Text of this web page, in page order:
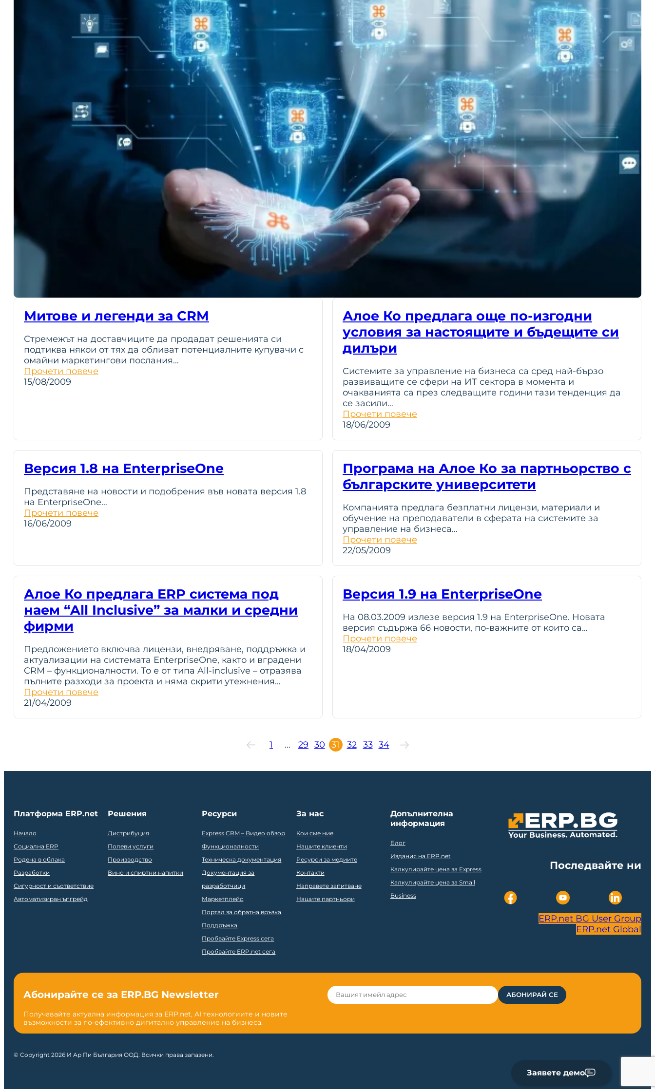
Каква е разликата между популярните
AI системи и истинските AI агенти за
бизнеса?
Изкуственият интелект е полезен за бизнеса само когато
познава контекста, работи с реални данни и спазва правилата
на организацията. Затова бъдещето не е в универсалния AI, а в
AI агенти, интегрирани в самата система за управление.
Прочети повече
20/03/2026
Митове и легенди за CRM
Стремежът на доставчиците да продадат решенията си
подтиква някои от тях да обливат потенциалните купувачи с
омайни маркетингови послания…
Прочети повече
15/08/2009
Алое Ко предлага още по-изгодни
условия за настоящите и бъдещите си
дилъри
Системите за управление на бизнеса са сред най-бързо
развиващите се сфери на ИТ сектора в момента и
очакванията са през следващите години тази тенденция да
се засили…
Прочети повече
18/06/2009
Версия 1.8 на EnterpriseOne
Представяне на новости и подобрения във новата версия 1.8
на EnterpriseOne…
Прочети повече
16/06/2009
Програма на Алое Ко за партньорство с
българските университети
Компанията предлага безплатни лицензи, материали и
обучение на преподаватели в сферата на системите за
управление на бизнеса…
Прочети повече
22/05/2009
Алое Ко предлага ERP система под
наем “All Inclusive” за малки и средни
фирми
Предложението включва лицензи, внедряване, поддръжка и
актуализации на системата EnterpriseOne, както и вградени
CRM – функционалности. То е от типа All-inclusive – отразява
пълните разходи за проекта и няма скрити утежнения…
Прочети повече
21/04/2009
Версия 1.9 на EnterpriseOne
На 08.03.2009 излезе версия 1.9 на EnterpriseOne. Новата
версия съдържа 66 новости, по-важните от които са…
Прочети повече
18/04/2009
1 … 29 30 31 32 33 34
Платформа ERP.net
Начало
Социална ERP
Родена в облака
Разработки
Сигурност и съответствие
Автоматизиран ъпгрейд
Решения
Дистрибуция
Полеви услуги
Производство
Вино и спиртни напитки
Ресурси
Express CRM – Видео обзор
Функционалности
Техническа документация
Документация за
разработчици
Маркетплейс
Портал за обратна връзка
Поддръжка
Пробвайте Express сега
Пробвайте ERP.net сега
За нас
Кои сме ние
Нашите клиенти
Ресурси за медиите
Контакти
Направете запитване
Нашите партньори
Допълнителна
информация
Блог
Издания на ERP.net
Калкулирайте цена за Express
Калкулирайте цена за Small
Business
Последвайте ни
ERP.net BG User Group
ERP.net Global
Абонирайте се за ERP.BG Newsletter
Получавайте актуална информация за ERP.net, AI технологиите и новите
възможности за по-ефективно дигитално управление на бизнеса.
© Copyright 2026 И Ар Пи България ООД. Всички права запазени.
Заявете демо